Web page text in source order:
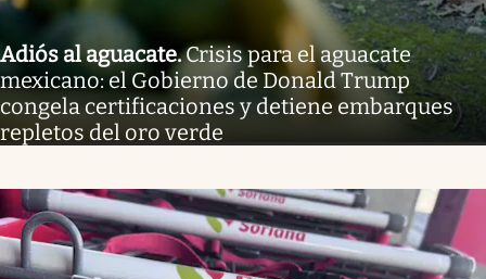
Adiós al aguacate.Crisis para el aguacate
mexicano: el Gobierno de Donald Trump
congela certificaciones y detiene embarques
repletos del oro verde